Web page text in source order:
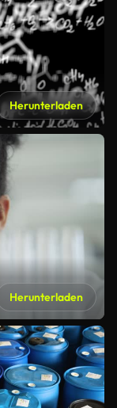
Herunterladen
Herunterladen